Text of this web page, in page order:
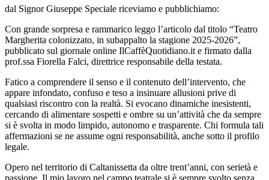
dal Signor Giuseppe Speciale riceviamo e pubblichiamo:
Con grande sorpresa e rammarico leggo l’articolo dal titolo “Teatro
Margherita colonizzato, in subappalto la stagione 2025-2026”,
pubblicato sul giornale online IlCaffèQuotidiano.it e firmato dalla
prof.ssa Fiorella Falci, direttrice responsabile della testata.
Fatico a comprendere il senso e il contenuto dell’intervento, che
appare infondato, confuso e teso a insinuare allusioni prive di
qualsiasi riscontro con la realtà. Si evocano dinamiche inesistenti,
cercando di alimentare sospetti e ombre su un’attività che da sempre
si è svolta in modo limpido, autonomo e trasparente. Chi formula tali
affermazioni se ne assume ogni responsabilità, anche sotto il profilo
legale.
Opero nel territorio di Caltanissetta da oltre trent’anni, con serietà e